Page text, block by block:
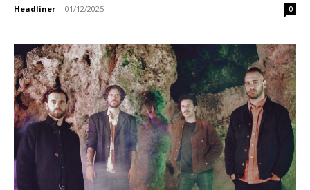
Headliner - 01/12/2025 0